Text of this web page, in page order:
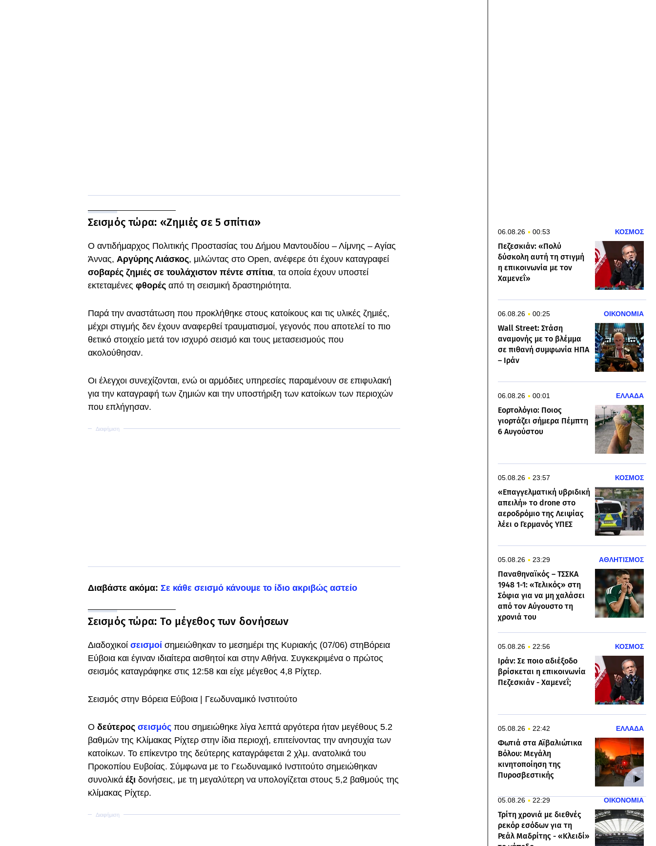
Σεισμός τώρα: «Ζημιές σε 5 σπίτια»
Ο αντιδήμαρχος Πολιτικής Προστασίας του Δήμου Μαντουδίου – Λίμνης – Αγίας
Άννας, Αργύρης Λιάσκος, μιλώντας στο Open, ανέφερε ότι έχουν καταγραφεί
σοβαρές ζημιές σε τουλάχιστον πέντε σπίτια, τα οποία έχουν υποστεί
εκτεταμένες φθορές από τη σεισμική δραστηριότητα.
Παρά την αναστάτωση που προκλήθηκε στους κατοίκους και τις υλικές ζημιές,
μέχρι στιγμής δεν έχουν αναφερθεί τραυματισμοί, γεγονός που αποτελεί το πιο
θετικό στοιχείο μετά τον ισχυρό σεισμό και τους μετασεισμούς που
ακολούθησαν.
Οι έλεγχοι συνεχίζονται, ενώ οι αρμόδιες υπηρεσίες παραμένουν σε επιφυλακή
για την καταγραφή των ζημιών και την υποστήριξη των κατοίκων των περιοχών
που επλήγησαν.
Διαβάστε ακόμα: Σε κάθε σεισμό κάνουμε το ίδιο ακριβώς αστείο
Σεισμός τώρα: Το μέγεθος των δονήσεων
Διαδοχικοί σεισμοί σημειώθηκαν το μεσημέρι της Κυριακής (07/06) στηΒόρεια
Εύβοια και έγιναν ιδιαίτερα αισθητοί και στην Αθήνα. Συγκεκριμένα ο πρώτος
σεισμός καταγράφηκε στις 12:58 και είχε μέγεθος 4,8 Ρίχτερ.
Σεισμός στην Βόρεια Εύβοια | Γεωδυναμικό Ινστιτούτο
Ο δεύτερος σεισμός που σημειώθηκε λίγα λεπτά αργότερα ήταν μεγέθους 5.2
βαθμών της Κλίμακας Ρίχτερ στην ίδια περιοχή, επιτείνοντας την ανησυχία των
κατοίκων. Το επίκεντρο της δεύτερης καταγράφεται 2 χλμ. ανατολικά του
Προκοπίου Ευβοίας. Σύμφωνα με το Γεωδυναμικό Ινστιτούτο σημειώθηκαν
συνολικά έξι δονήσεις, με τη μεγαλύτερη να υπολογίζεται στους 5,2 βαθμούς της
κλίμακας Ρίχτερ.
06.08.26 00:53 ΚΟΣΜΟΣ
Πεζεσκιάν: «Πολύ
δύσκολη αυτή τη στιγμή
η επικοινωνία με τον
Χαμενεΐ»
06.08.26 00:25 ΟΙΚΟΝΟΜΙΑ
Wall Street: Στάση
αναμονής με το βλέμμα
σε πιθανή συμφωνία ΗΠΑ
– Ιράν
06.08.26 00:01 ΕΛΛΑΔΑ
Εορτολόγιο: Ποιος
γιορτάζει σήμερα Πέμπτη
6 Αυγούστου
05.08.26 23:57 ΚΟΣΜΟΣ
«Επαγγελματική υβριδική
απειλή» το drone στο
αεροδρόμιο της Λειψίας
λέει ο Γερμανός ΥΠΕΣ
05.08.26 23:29 ΑΘΛΗΤΙΣΜΟΣ
Παναθηναϊκός – ΤΣΣΚΑ
1948 1-1: «Τελικός» στη
Σόφια για να μη χαλάσει
από τον Αύγουστο τη
χρονιά του
05.08.26 22:56 ΚΟΣΜΟΣ
Ιράν: Σε ποιο αδιέξοδο
βρίσκεται η επικοινωνία
Πεζεσκιάν - Χαμενεΐ;
05.08.26 22:42 ΕΛΛΑΔΑ
Φωτιά στα Αϊβαλιώτικα
Βόλου: Μεγάλη
κινητοποίηση της
Πυροσβεστικής
05.08.26 22:29 ΟΙΚΟΝΟΜΙΑ
Τρίτη χρονιά με διεθνές
ρεκόρ εσόδων για τη
Ρεάλ Μαδρίτης - «Κλειδί»